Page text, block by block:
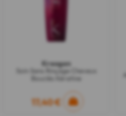
Kreogen
Soin Sans Rinçage Cheveux
17,40 €